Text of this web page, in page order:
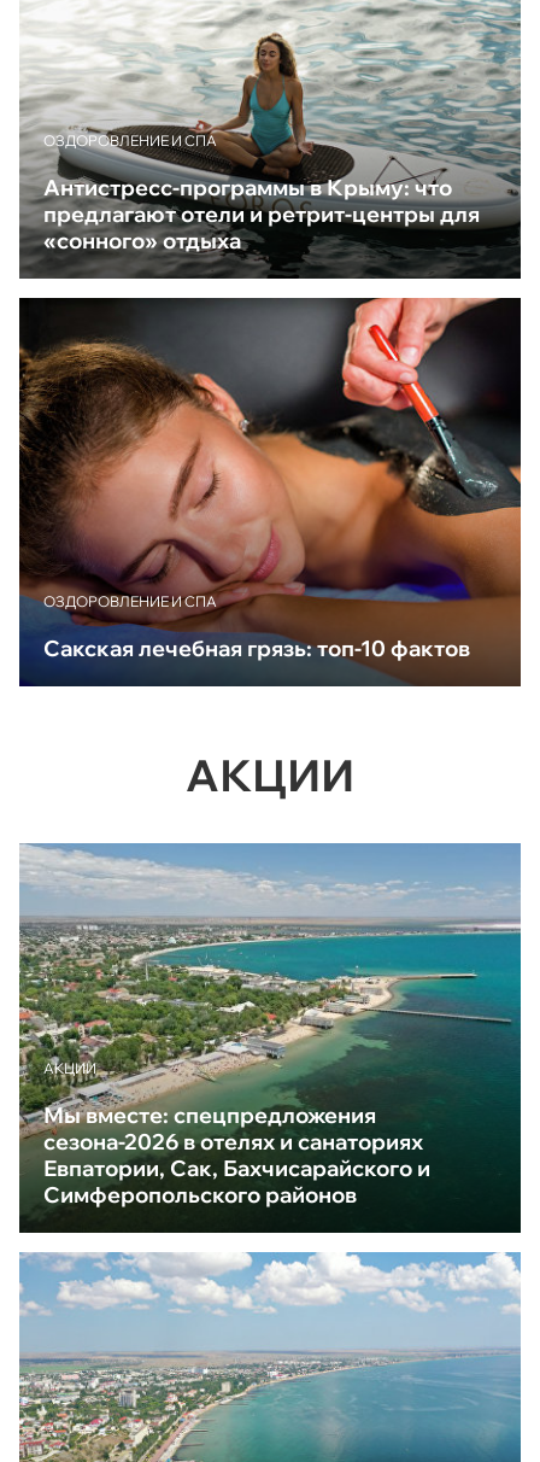
ОЗДОРОВЛЕНИЕ И СПА
Антистресс-программы в Крыму: что
предлагают отели и ретрит-центры для
«сонного» отдыха
ОЗДОРОВЛЕНИЕ И СПА
Сакская лечебная грязь: топ-10 фактов
АКЦИИ
АКЦИИ
Мы вместе: спецпредложения
сезона-2026 в отелях и санаториях
Евпатории, Сак, Бахчисарайского и
Симферопольского районов